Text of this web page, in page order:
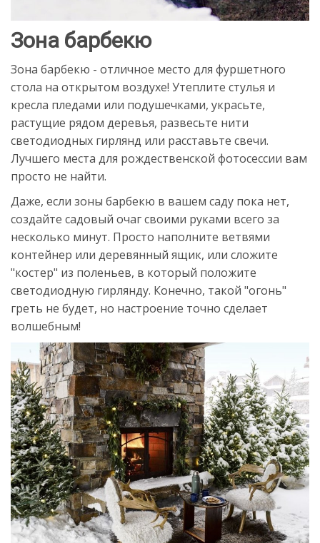
Зона барбекю
Зона барбекю - отличное место для фуршетного
стола на открытом воздухе! Утеплите стулья и
кресла пледами или подушечками, украсьте,
растущие рядом деревья, развесьте нити
светодиодных гирлянд или расставьте свечи.
Лучшего места для рождественской фотосессии вам
просто не найти.
Даже, если зоны барбекю в вашем саду пока нет,
создайте садовый очаг своими руками всего за
несколько минут. Просто наполните ветвями
контейнер или деревянный ящик, или сложите
"костер" из поленьев, в который положите
светодиодную гирлянду. Конечно, такой "огонь"
греть не будет, но настроение точно сделает
волшебным!